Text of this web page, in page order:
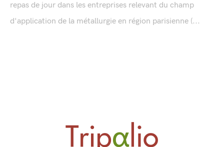
repas de jour dans les entreprises relevant du champ
d'application de la métallurgie en région parisienne (...